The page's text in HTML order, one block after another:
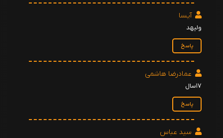
آیسا
ولیهد
پاسخ
عمادرضا هاشمی
۱۷سال
پاسخ
سید عباس
تویگار ایشیکلی
تویگار ایشیکلی